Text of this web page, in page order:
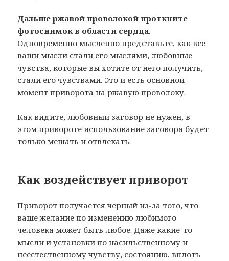
Дальше ржавой проволокой проткните
фотоснимок в области сердца.
Одновременно мысленно представьте, как все
ваши мысли стали его мыслями, любовные
чувства, которые вы хотите от него получить,
стали его чувствами. Это и есть основной
момент приворота на ржавую проволоку.
Как видите, любовный заговор не нужен, в
этом привороте использование заговора будет
только мешать и отвлекать.
Как воздействует приворот
Приворот получается черный из-за того, что
ваше желание по изменению любимого
человека может быть любое. Даже какие-то
мысли и установки по насильственному и
неестественному чувству, состоянию, вплоть